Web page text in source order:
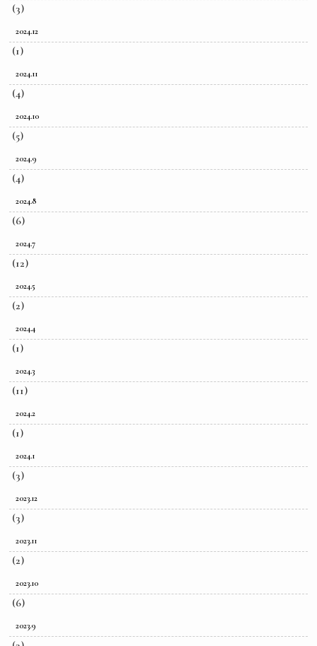
(3)
2024.12
(1)
2024.11
(4)
2024.10
(5)
2024.9
(4)
2024.8
(6)
2024.7
(12)
2024.5
(2)
2024.4
(1)
2024.3
(11)
2024.2
(1)
2024.1
(3)
2023.12
(3)
2023.11
(2)
2023.10
(6)
2023.9